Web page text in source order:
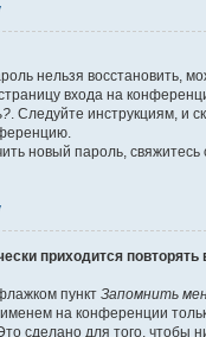
нельзя восстановить,
входа на
. Следуйте инструкциям, и
новый пароль,
приходится повторять
пункт Запомнить
на конференции
сделано для того, чтобы